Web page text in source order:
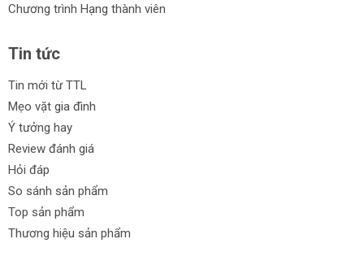
Chương trình Hạng thành viên
Tin tức
Tin mới từ TTL
Mẹo vặt gia đình
Ý tưởng hay
Review đánh giá
Hỏi đáp
So sánh sản phẩm
Top sản phẩm
Thương hiệu sản phẩm